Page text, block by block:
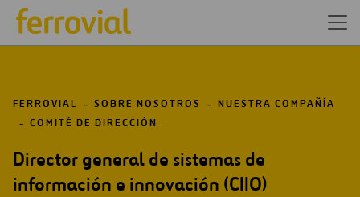
FERROVIAL SOBRE NOSOTROS
NUESTRA COMPAÑÍA
COMITÉ DE DIRECCIÓN
Director general de sistemas de
información e innovación (CIIO)